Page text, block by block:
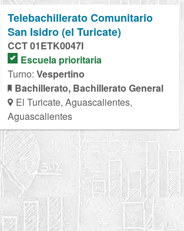
Telebachillerato Comunitario
San Isidro (el Turicate)
CCT 01ETK0047I
Escuela prioritaria
Turno: Vespertino
Bachillerato, Bachillerato General
El Turicate, Aguascalientes,
Aguascalientes